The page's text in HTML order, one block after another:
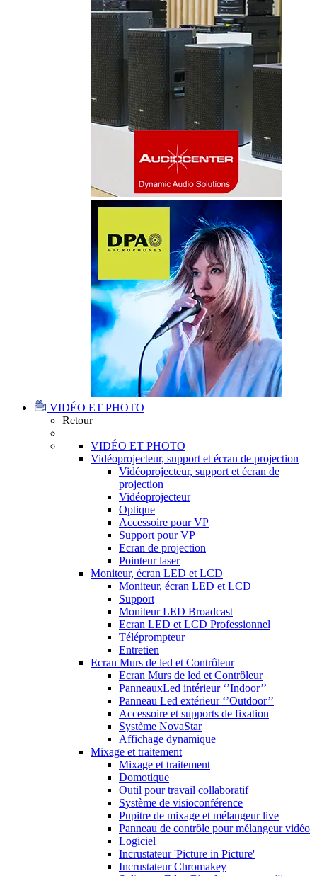
VIDÉO ET PHOTO
Retour
VIDÉO ET PHOTO
Vidéoprojecteur, support et écran de projection
Vidéoprojecteur, support et écran de
projection
Vidéoprojecteur
Optique
Accessoire pour VP
Support pour VP
Ecran de projection
Pointeur laser
Moniteur, écran LED et LCD
Moniteur, écran LED et LCD
Support
Moniteur LED Broadcast
Ecran LED et LCD Professionnel
Téléprompteur
Entretien
Ecran Murs de led et Contrôleur
Ecran Murs de led et Contrôleur
PanneauxLed intérieur ‘’Indoor’’
Panneau Led extérieur ‘’Outdoor’’
Accessoire et supports de fixation
Système NovaStar
Affichage dynamique
Mixage et traitement
Mixage et traitement
Domotique
Outil pour travail collaboratif
Système de visioconférence
Pupitre de mixage et mélangeur live
Panneau de contrôle pour mélangeur vidéo
Logiciel
Incrustateur 'Picture in Picture'
Incrustateur Chromakey